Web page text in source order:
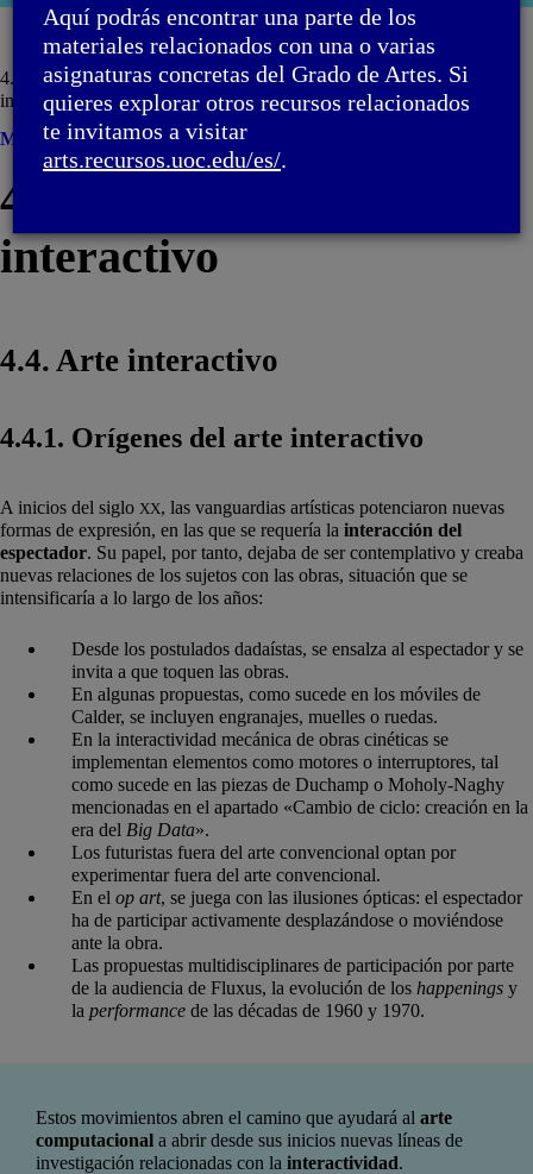
4. Arte computacional e interactivo / 4.4. Arte
interactivo
Menú
4. Arte computacional e
interactivo
4.4. Arte interactivo
4.4.1. Orígenes del arte interactivo
A inicios del siglo XX, las vanguardias artísticas potenciaron nuevas
formas de expresión, en las que se requería la interacción del
espectador. Su papel, por tanto, dejaba de ser contemplativo y creaba
nuevas relaciones de los sujetos con las obras, situación que se
intensificaría a lo largo de los años:
Desde los postulados dadaístas, se ensalza al espectador y se
invita a que toquen las obras.
En algunas propuestas, como sucede en los móviles de
Calder, se incluyen engranajes, muelles o ruedas.
En la interactividad mecánica de obras cinéticas se
implementan elementos como motores o interruptores, tal
como sucede en las piezas de Duchamp o Moholy-Naghy
mencionadas en el apartado «Cambio de ciclo: creación en la
era del Big Data».
Los futuristas fuera del arte convencional optan por
experimentar fuera del arte convencional.
En el op art, se juega con las ilusiones ópticas: el espectador
ha de participar activamente desplazándose o moviéndose
ante la obra.
Las propuestas multidisciplinares de participación por parte
de la audiencia de Fluxus, la evolución de los happenings y
la performance de las décadas de 1960 y 1970.
Estos movimientos abren el camino que ayudará al arte
computacional a abrir desde sus inicios nuevas líneas de
investigación relacionadas con la interactividad.
Aquí podrás encontrar una parte de los
materiales relacionados con una o varias
asignaturas concretas del Grado de Artes. Si
quieres explorar otros recursos relacionados
te invitamos a visitar
arts.recursos.uoc.edu/es/.